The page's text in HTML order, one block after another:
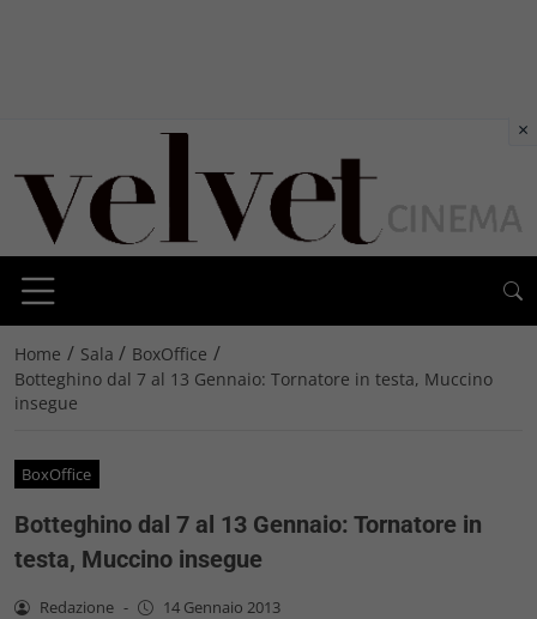
Home / Sala / BoxOffice /
Botteghino dal 7 al 13 Gennaio: Tornatore in testa, Muccino
insegue
BoxOffice
Botteghino dal 7 al 13 Gennaio: Tornatore in
testa, Muccino insegue
Redazione - 14 Gennaio 2013
×